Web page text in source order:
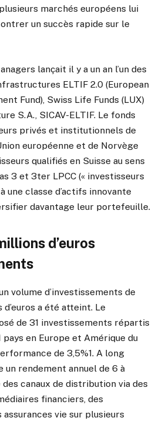
marchés européens lui
un succès rapide sur le
lançait il y a un an l’un des
ELTIF 2.0 (European
Fund), Swiss Life Funds (LUX)
S.A., SICAV-ELTIF. Le fonds
privés et institutionnels de
européenne et de Norvège
qualifiés en Suisse au sens
3 et 3ter LPCC (« investisseurs
une classe d’actifs innovante
davantage leur portefeuille.
d’euros
volume d’investissements de
d’euros a été atteint. Le
de 31 investissements répartis
pays en Europe et Amérique du
de 3,5%1. A long
un rendement annuel de 6 à
canaux de distribution via des
financiers, des
vie sur plusieurs